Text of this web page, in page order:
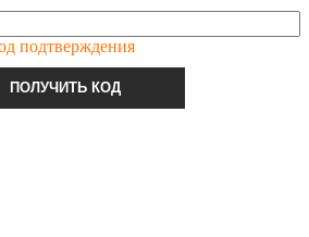
подтверждения
ПОЛУЧИТЬ КОД